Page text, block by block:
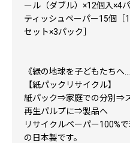
ール（ダブル）×12個入×4パ
ティッシュペーパー15個［
セット×3パック］
《緑の地球を子どもたちへ
【紙パックリサイクル】
紙パック⇒家庭での分別⇒
再生パルプに⇒製品へ
リサイクルペーパー100%
の日本製です。